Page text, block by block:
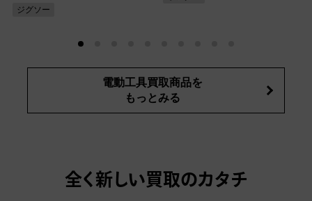
ジグソー
電動工具買取商品を
もっとみる
全く新しい買取のカタチ